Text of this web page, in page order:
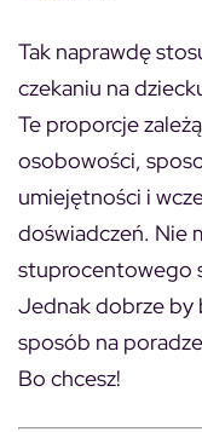
Tak naprawdę
czekaniu na
Te proporcje
osobowości,
umiejętności i
doświadczeń. Nie
stuprocentowego
Jednak dobrze by
sposób na
Bo chcesz!